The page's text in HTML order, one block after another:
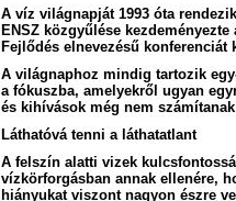
A víz világnapját 1993 óta
ENSZ közgyűlése
Fejlődés elnevezésű konferenciát
A világnaphoz mindig tartozik
a fókuszba, amelyekről ugyan
és kihívások még nem
Láthatóvá tenni a láthatatlant
A felszín alatti vizek
vízkörforgásban annak ellenére,
hiányukat viszont nagyon észre